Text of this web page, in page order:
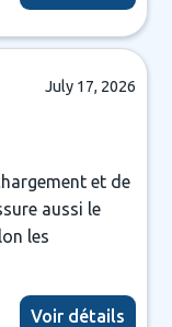
July 17, 2026
et de
aussi le
les
Voir détails